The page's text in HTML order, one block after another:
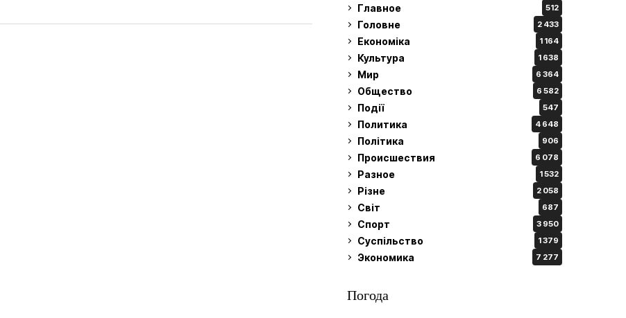
Главное 512
Головне 2 433
Економіка 1 164
Культура 1 638
Мир 6 364
Общество 6 582
Події 547
Политика 4 648
Політика 906
Происшествия 6 078
Разное 1 532
Різне 2 058
Світ 687
Спорт 3 950
Суспільство 1 379
Экономика 7 277
Погода